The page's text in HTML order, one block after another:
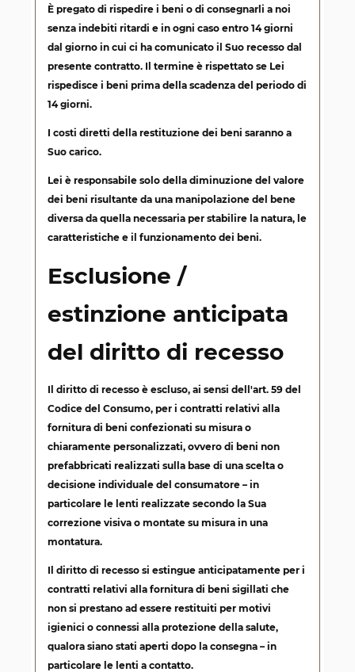
È pregato di rispedire i beni o di consegnarli a noi
senza indebiti ritardi e in ogni caso entro 14 giorni
dal giorno in cui ci ha comunicato il Suo recesso dal
presente contratto. Il termine è rispettato se Lei
rispedisce i beni prima della scadenza del periodo di
14 giorni.
I costi diretti della restituzione dei beni saranno a
Suo carico.
Lei è responsabile solo della diminuzione del valore
dei beni risultante da una manipolazione del bene
diversa da quella necessaria per stabilire la natura, le
caratteristiche e il funzionamento dei beni.
Esclusione /
estinzione anticipata
del diritto di recesso
Il diritto di recesso è escluso, ai sensi dell'art. 59 del
Codice del Consumo, per i contratti relativi alla
fornitura di beni confezionati su misura o
chiaramente personalizzati, ovvero di beni non
prefabbricati realizzati sulla base di una scelta o
decisione individuale del consumatore – in
particolare le lenti realizzate secondo la Sua
correzione visiva o montate su misura in una
montatura.
Il diritto di recesso si estingue anticipatamente per i
contratti relativi alla fornitura di beni sigillati che
non si prestano ad essere restituiti per motivi
igienici o connessi alla protezione della salute,
qualora siano stati aperti dopo la consegna – in
particolare le lenti a contatto.